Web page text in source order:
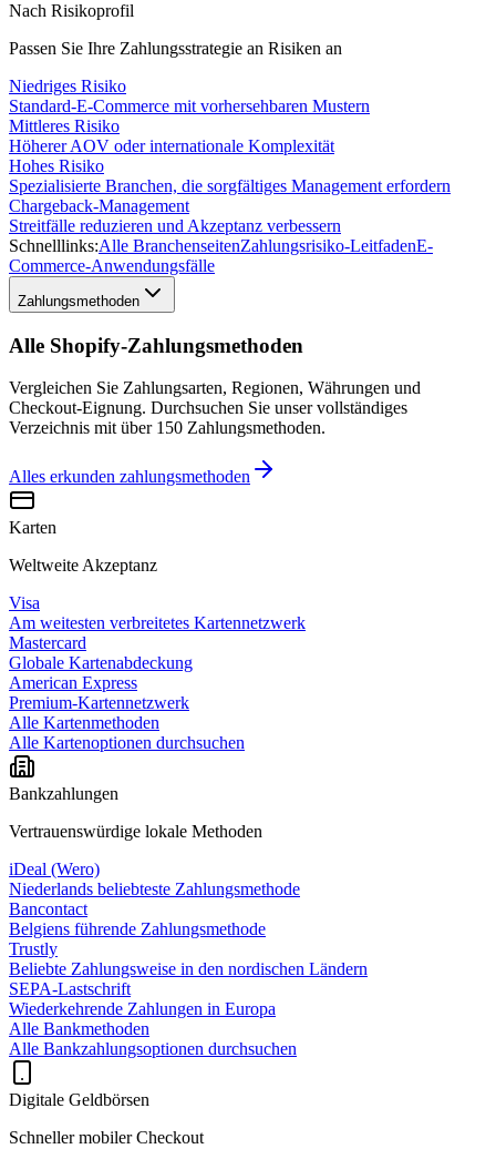
Nach Risikoprofil
Passen Sie Ihre Zahlungsstrategie an Risiken an
Niedriges Risiko
Standard-E-Commerce mit vorhersehbaren Mustern
Mittleres Risiko
Höherer AOV oder internationale Komplexität
Hohes Risiko
Spezialisierte Branchen, die sorgfältiges Management erfordern
Chargeback-Management
Streitfälle reduzieren und Akzeptanz verbessern
Schnelllinks:Alle BranchenseitenZahlungsrisiko-LeitfadenE-
Commerce-Anwendungsfälle
Zahlungsmethoden
Alle Shopify-Zahlungsmethoden
Vergleichen Sie Zahlungsarten, Regionen, Währungen und
Checkout-Eignung. Durchsuchen Sie unser vollständiges
Verzeichnis mit über 150 Zahlungsmethoden.
Alles erkunden zahlungsmethoden
Karten
Weltweite Akzeptanz
Visa
Am weitesten verbreitetes Kartennetzwerk
Mastercard
Globale Kartenabdeckung
American Express
Premium-Kartennetzwerk
Alle Kartenmethoden
Alle Kartenoptionen durchsuchen
Bankzahlungen
Vertrauenswürdige lokale Methoden
iDeal (Wero)
Niederlands beliebteste Zahlungsmethode
Bancontact
Belgiens führende Zahlungsmethode
Trustly
Beliebte Zahlungsweise in den nordischen Ländern
SEPA-Lastschrift
Wiederkehrende Zahlungen in Europa
Alle Bankmethoden
Alle Bankzahlungsoptionen durchsuchen
Digitale Geldbörsen
Schneller mobiler Checkout